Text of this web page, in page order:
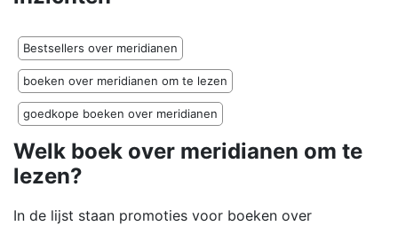
Bestsellers over meridianen
boeken over meridianen om te lezen
goedkope boeken over meridianen
Welk boek over meridianen om te
lezen?
In de lijst staan promoties voor boeken over